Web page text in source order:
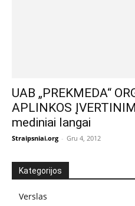
UAB „PREKMEDA“
APLINKOS
mediniai langai
Straipsniai.org - Gru 4, 2012
Kategorijos
Verslas